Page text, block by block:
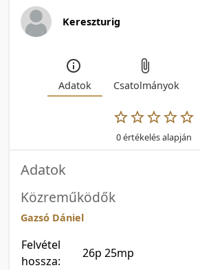
Kereszturig
Adatok Csatolmányok
0 értékelés alapján
Adatok
Közreműködők
Gazsó Dániel
Felvétel
hossza:
26p 25mp